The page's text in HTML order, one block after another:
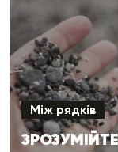
Між рядків